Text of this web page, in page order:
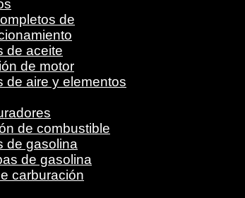
de
de aceite
de motor
de aire y elementos
de combustible
de gasolina
de gasolina
carburación